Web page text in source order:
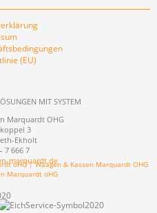
(EU)
MIT SYSTEM
Marquardt OHG
3
Ekholt
7 666 7
marquardt.de
oHG | Waagen & Kassen Marquardt OHG
Marquardt oHG